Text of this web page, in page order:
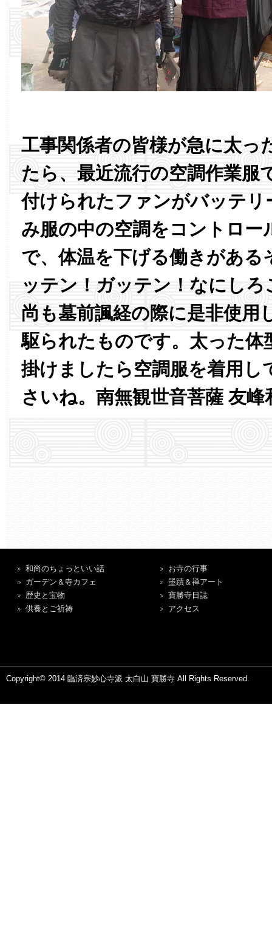
工事関係者の皆様が急に太っ
たら、最近流行の空調作業服
付けられたファンがバッテリ
み服の中の空調をコントロー
で、体温を下げる働きがある
ッテン！ガッテン！なにしろ
尚も墓前諷経の際に是非使用
駆られたものです。太った体
掛けましたら空調服を着用し
さいね。南無観世音菩薩 友峰
和尚のちょっといい話
ガーデン＆寺カフェ
歴史と宝物
供養とご祈祷
お寺の行事
墨蹟＆禅アート
寶勝寺日誌
アクセス
Copyright© 2014 臨済宗妙心寺派 太白山 寶勝寺 All Rights Reserved.